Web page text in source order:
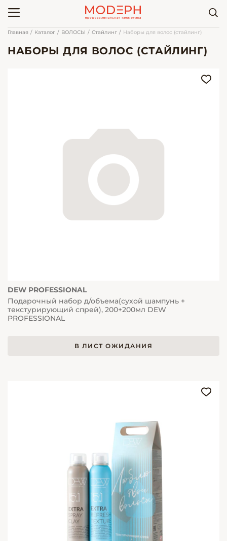
Главная Каталог ВОЛОСЫ Стайлинг Наборы для волос (стайлинг)
НАБОРЫ ДЛЯ ВОЛОС (СТАЙЛИНГ)
DEW PROFESSIONAL
Подарочный набор д/объема(сухой шампунь +
текстурирующий спрей), 200+200мл DEW
PROFESSIONAL
В ЛИСТ ОЖИДАНИЯ